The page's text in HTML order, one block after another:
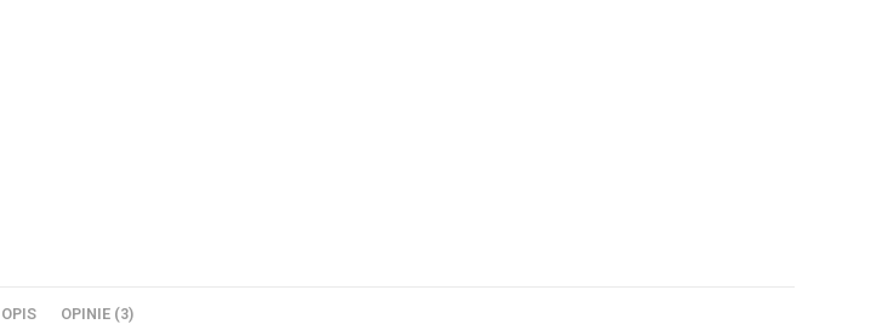
OPIS OPINIE (3)